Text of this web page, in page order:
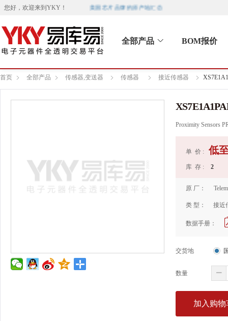
您好，欢迎来到 YKY ！ 美国芯片品牌的原产地汇总
全部产品 BOM报价
首页 全部产品 传感器,变送器 传感器 接近传感器
Proximity Sensors
单 价 : 低
库 存 : 2
原 厂：
类 型： 接近
数据手册：
交货地
数量
加入购物